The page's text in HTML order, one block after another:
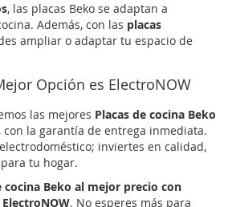
, las placas Beko se adaptan a
Además, con las placas
ampliar o adaptar tu espacio de
Opción es ElectroNOW
las mejores Placas de cocina Beko
la garantía de entrega inmediata.
inviertes en calidad,
tu hogar.
cocina Beko al mejor precio con
. No esperes más para